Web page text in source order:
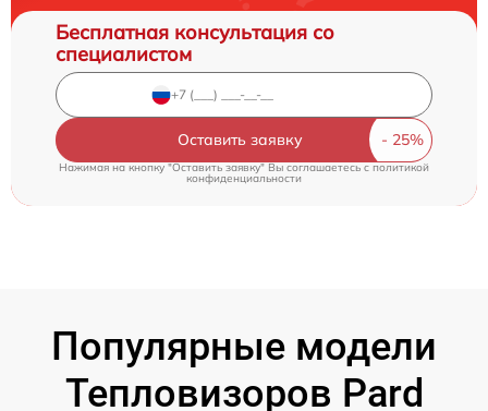
Бесплатная консультация со
специалистом
Оставить заявку
Нажимая на кнопку "Оставить заявку" Вы соглашаетесь cполитикой
конфиденциальности
Популярные модели
Тепловизоров Pard